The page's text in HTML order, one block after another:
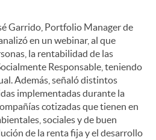
Garrido, Portfolio Manager de
en un webinar, al que
la rentabilidad de las
Responsable, teniendo
Además, señaló distintos
implementadas durante la
cotizadas que tienen en
sociales y de buen
de la renta fija y el desarrollo